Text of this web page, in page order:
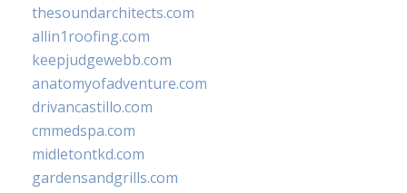
thesoundarchitects.com
allin1roofing.com
keepjudgewebb.com
anatomyofadventure.com
drivancastillo.com
cmmedspa.com
midletontkd.com
gardensandgrills.com